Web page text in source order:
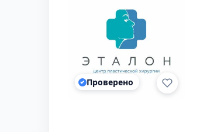
Проверено